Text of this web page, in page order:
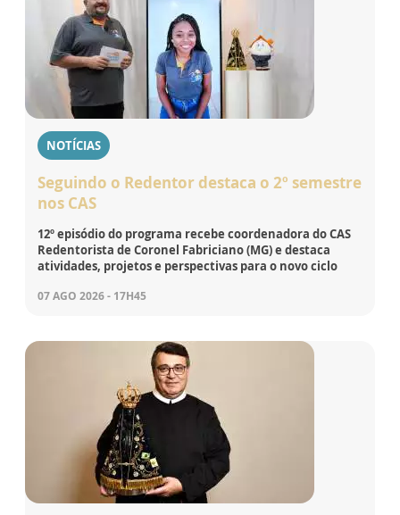
NOTÍCIAS
Seguindo o Redentor destaca o 2º semestre
nos CAS
12º episódio do programa recebe coordenadora do CAS
Redentorista de Coronel Fabriciano (MG) e destaca
atividades, projetos e perspectivas para o novo ciclo
07 AGO 2026 - 17H45